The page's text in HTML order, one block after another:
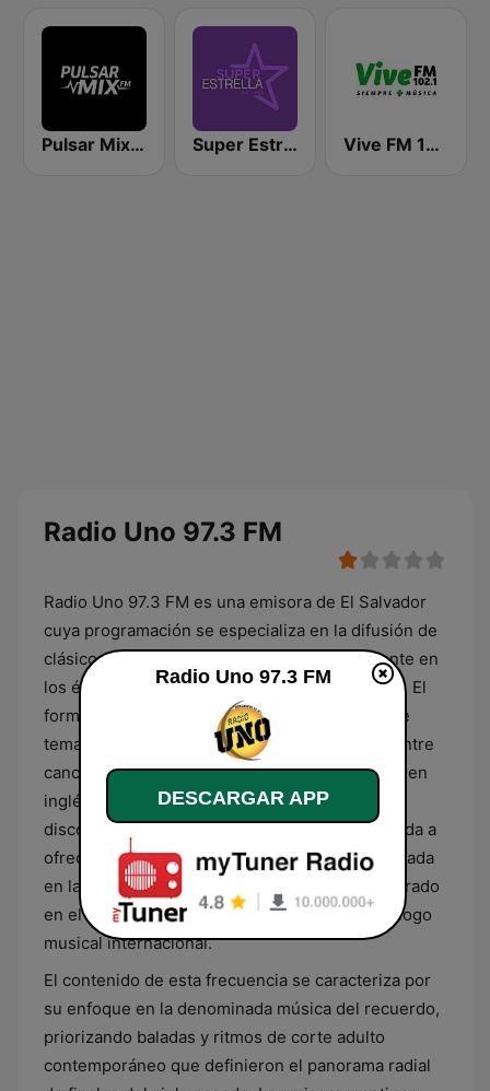
Pulsar Mix FM Super Estrella 94.1 FM Vive FM 102.1
Radio Uno 97.3 FM
Radio Uno 97.3 FM es una emisora de El Salvador
cuya programación se especializa en la difusión de
clásicos musicales, centrada fundamentalmente en
los éxitos de las décadas de 1970, 1980 y 1990. El
formato de la estación integra una selección de
temas de los géneros pop y rock, alternando entre
canciones en español y piezas internacionales en
inglés que marcaron hitos en la industria
discográfica. Su propuesta sonora está orientada a
ofrecer una experiencia auditiva estable, enfocada
en la reproducción de melodías que han perdurado
en el tiempo como parte fundamental del catálogo
musical internacional.
El contenido de esta frecuencia se caracteriza por
su enfoque en la denominada música del recuerdo,
priorizando baladas y ritmos de corte adulto
contemporáneo que definieron el panorama radial
Radio Uno 97.3 FM
DESCARGAR APP